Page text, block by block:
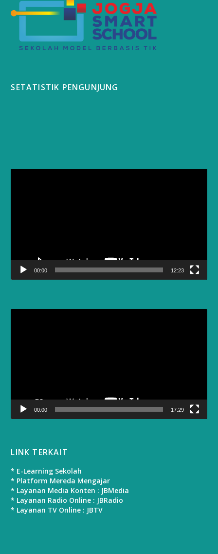
SETATISTIK PENGUNJUNG
00:00 12:23
00:00 17:29
LINK TERKAIT
* E-Learning Sekolah
* Platform Mereda Mengajar
* Layanan Media Konten : JBMedia
* Layanan Radio Online : JBRadio
* Layanan TV Online : JBTV